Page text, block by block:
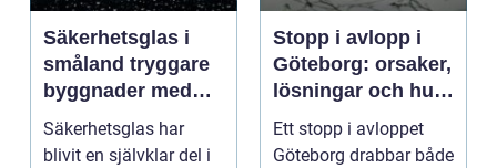
Säkerhetsglas i
småland tryggare
byggnader med
smarta
glaslösningar
Säkerhetsglas har
blivit en självklar del i
Stopp i avlopp i
Göteborg: orsaker,
lösningar och hur
problem kan
undvikas
Ett stopp i avloppet
Göteborg drabbar både